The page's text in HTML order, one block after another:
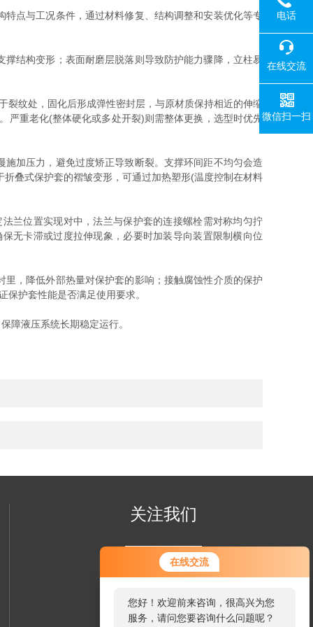
在线交流
您好！欢迎前来咨询，很高兴为您
服务，请问您要咨询什么问题呢？
与工况条件，通过材料修复、结构调整和安装优化等专
构变形；表面耐磨层脱落则导致防护能力骤降，立柱易
纹处，固化后形成弹性密封层，与原材质保持相近的伸缩
严重老化(整体硬化或多处开裂)则需整体更换，选型时优先
加压力，避免过度矫正导致断裂。支撑环间距不均匀会造
叠式保护套的褶皱变形，可通过加热塑形(温度控制在材料
位置实现对中，法兰与保护套的连接螺栓需对称均匀拧
无卡滞或过度拉伸现象，必要时加装导向装置限制横向位
，降低外部热量对保护套的影响；接触腐蚀性介质的保护
护套性能是否满足使用要求。
液压系统长期稳定运行。
关注我们
电话
在线交流
微信扫一扫